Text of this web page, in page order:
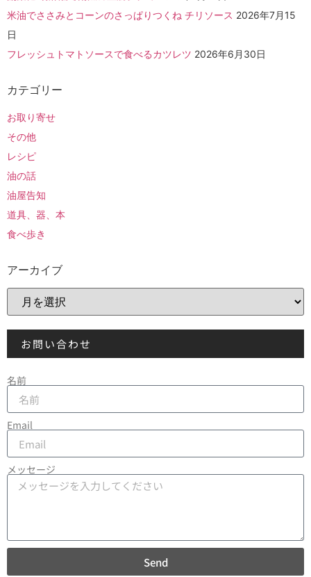
米油でささみとコーンのさっぱりつくね チリソース 2026年7月15
日
フレッシュトマトソースで食べるカツレツ 2026年6月30日
カテゴリー
お取り寄せ
その他
レシピ
油の話
油屋告知
道具、器、本
食べ歩き
アーカイブ
お問い合わせ
名前
Email
メッセージ
Send